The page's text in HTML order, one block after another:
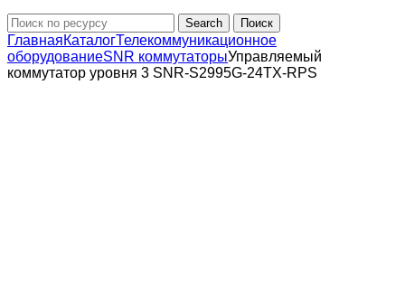
Search Поиск
ГлавнаяКаталогТелекоммуникационное
оборудованиеSNR коммутаторыУправляемый
коммутатор уровня 3 SNR-S2995G-24TX-RPS